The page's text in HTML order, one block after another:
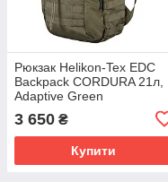
Рюкзак Helikon-Tex EDC
Backpack CORDURA 21л,
Adaptive Green
3 650 ₴
Купити